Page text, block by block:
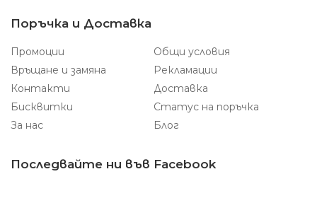
Поръчка и Доставка
Промоции
Общи условия
Връщане и замяна
Рекламации
Контакти
Доставка
Бисквитки
Статус на поръчка
За нас
Блог
Последвайте ни във Facebook